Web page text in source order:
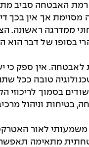
משמעותית את רמת
אך אין בכך
ממדרגה ראשונה.
בסופו של דבר הוא
לאבטחה. אין ספק
טובה ככל
בסמוך לריכוזי
בטיחות וניהול
לאור
מתאימה תאפשר